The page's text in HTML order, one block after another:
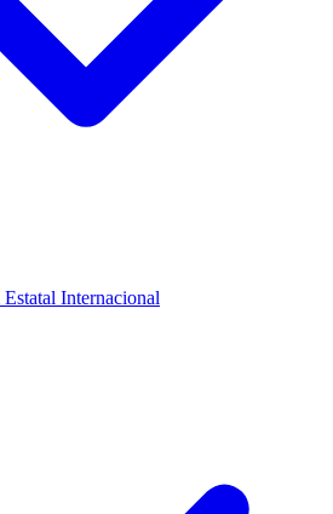
Estatal Internacional